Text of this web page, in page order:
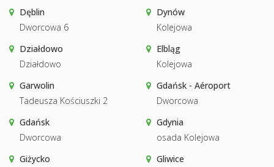
Dęblin
Dworcowa 6
Dynów
Kolejowa
Działdowo
Działdowo
Elbląg
Kolejowa
Garwolin
Tadeusza Kościuszki 2
Gdańsk - Aéroport
Dworcowa
Gdańsk
Dworcowa
Gdynia
osada Kolejowa
Giżycko
Gliwice